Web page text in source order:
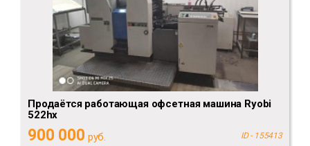
Продаётся работающая офсетная машина Ryobi
522hx
900 000 руб. ID - 155413